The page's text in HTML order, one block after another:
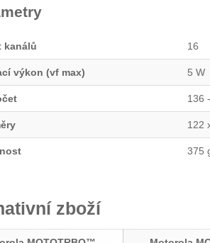
kanálů 16
výkon (vf max) 5 W
136
122
375
zboží